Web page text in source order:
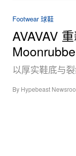
Footwear 球鞋
AVAVAV
以厚实鞋底与
By Hypebeast